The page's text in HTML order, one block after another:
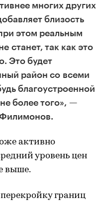
многих других
близость
этом реальным
станет, так как это
Это будет
район со всеми
благоустроенной
более того», —
Филимонов.
активно
уровень цен
выше.
границ